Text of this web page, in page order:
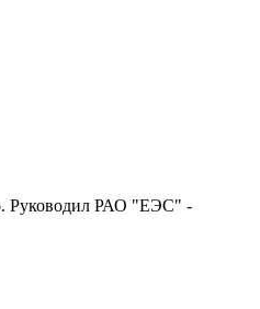
Руководил РАО "ЕЭС" -